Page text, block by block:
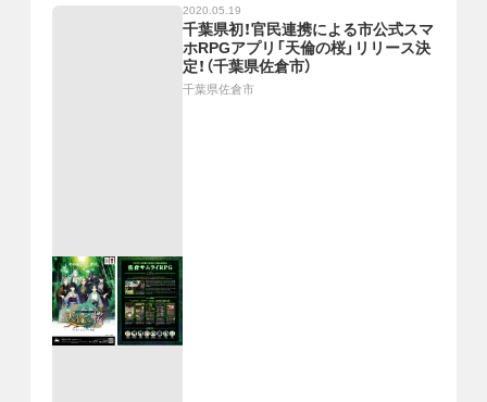
2020.05.19
千葉県初！官民連携による市公式スマ
ホRPGアプリ「天倫の桜」リリース決
定！（千葉県佐倉市）
千葉県佐倉市